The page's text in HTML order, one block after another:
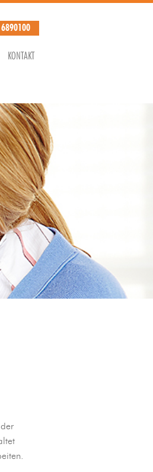
6890100
KONTAKT